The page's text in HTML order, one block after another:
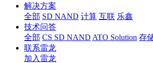
解决方案
全部 SD NAND 计算 互联 乐鑫
技术问答
全部 CS SD NAND ATO Solution 存
联系雷龙
加入雷龙